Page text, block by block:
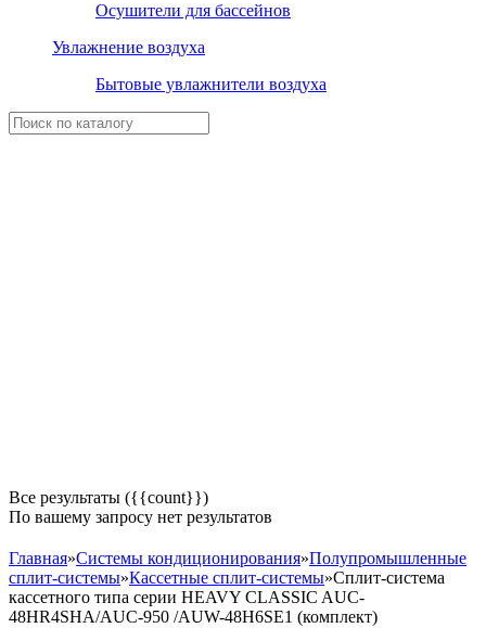
Осушители для бассейнов
Увлажнение воздуха
Бытовые увлажнители воздуха
Все результаты ({{count}})
По вашему запросу нет результатов
Главная»Системы кондиционирования»Полупромышленные
сплит-системы»Кассетные сплит-системы»Сплит-система
кассетного типа серии HEAVY CLASSIC AUC-
48HR4SHA/AUC-950 /AUW-48H6SE1 (комплект)